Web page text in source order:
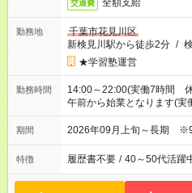
交通費 全額支給
勤務地
千葉市花見川区
新検見川駅から徒歩2分 /
★学習塾運営
勤務時間
14:00～22:00(実働7時間
午前から始業となります(実
期間 2026年09月上旬～長期 ※9
特徴 履歴書不要 / 40～50代活躍